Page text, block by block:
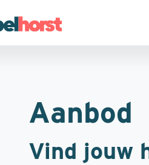
Aanbod
Vind jouw